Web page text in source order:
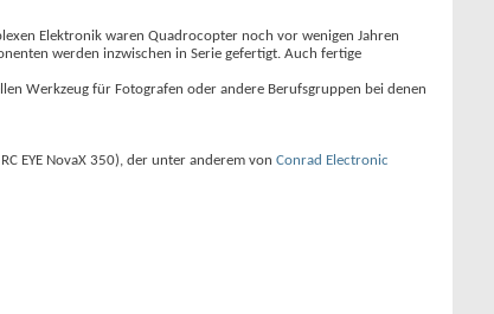
Elektronik waren Quadrocopter noch vor wenigen Jahren
werden inzwischen in Serie gefertigt. Auch fertige
Werkzeug für Fotografen oder andere Berufsgruppen bei denen
EYE NovaX 350), der unter anderem von Conrad Electronic